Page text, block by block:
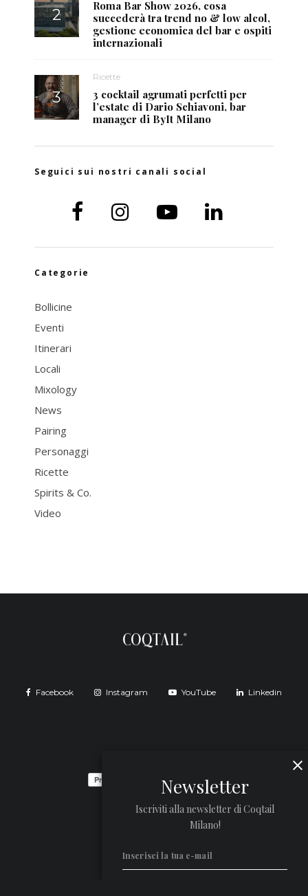
Roma Bar Show 2026, cosa
succederà tra trend no & low alcol,
gestione economica del bar e ospiti
internazionali
Ricette
3 cocktail agrumati perfetti per
l’estate di Dario Schiavoni, bar
manager di ByIt Milano
Seguici sui nostri canali social
Categorie
Bollicine
Eventi
Itinerari
Locali
Mixology
News
Pairing
Personaggi
Ricette
Spirits & Co.
Video
Facebook Instagram YouTube Linkedin
Newsletter
Iscriviti alla newsletter di Coqtail
Milano!